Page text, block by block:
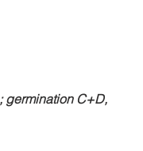
; germination C+D,